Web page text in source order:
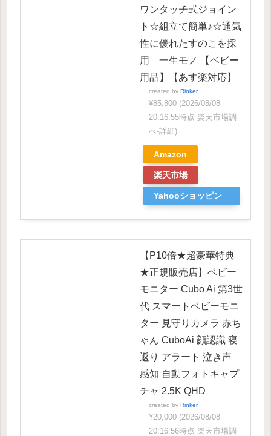
ワンタッチ式ジョイン
ト☆組立て簡単♪☆通気
性に優れたすのこを採
用 一生モノ 【ベビー
用品】【あす楽対応】
created by Rinker
¥85,800 (2026/08/08
20:16:55時点 楽天市場調
べ-詳細)
Amazon
楽天市場
Yahooショッピン
【P10倍★超豪華特典
★正規販売店】ベビー
モニター Cubo Ai 第3世
代 スマートベビーモニ
ター 見守りカメラ 赤ち
ゃん CuboAi 顔認識 寝
返り アラート 泣き声
感知 自動フォトキャプ
チャ 2.5K QHD
created by Rinker
¥20,000 (2026/08/08
20:16:56時点 楽天市場調